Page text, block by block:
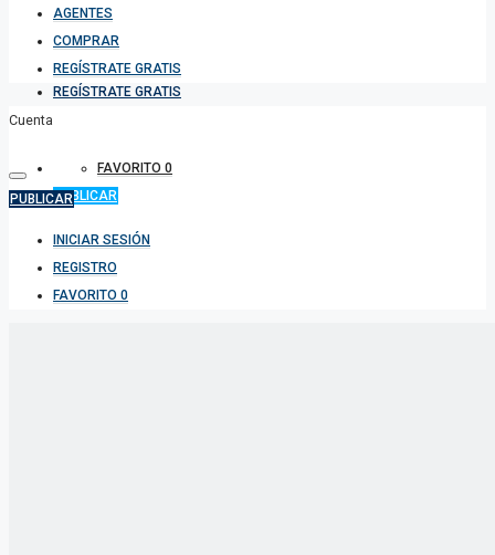
REGÍSTRATE GRATIS
FAVORITO 0
PUBLICAR
AGENTES
COMPRAR
REGÍSTRATE GRATIS
Cuenta
PUBLICAR
INICIAR SESIÓN
REGISTRO
FAVORITO 0